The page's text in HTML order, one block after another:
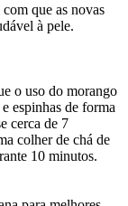
que as novas
à pele.
o uso do morango
espinhas de forma
cerca de 7
colher de chá de
10 minutos.